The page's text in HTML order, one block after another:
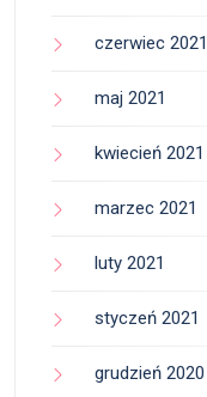
czerwiec 2021
maj 2021
kwiecień 2021
marzec 2021
luty 2021
styczeń 2021
grudzień 2020